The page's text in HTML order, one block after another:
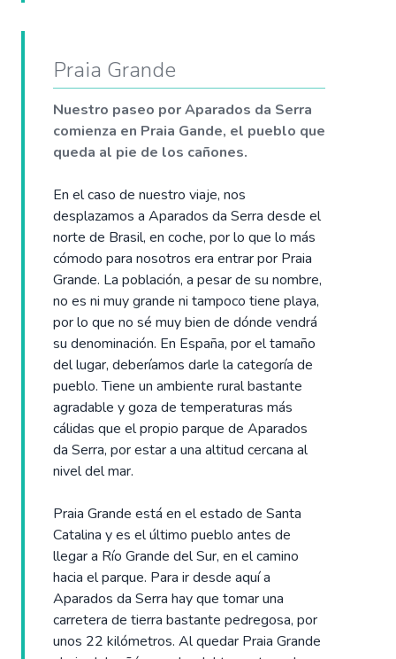
Praia Grande
Nuestro paseo por Aparados da Serra
comienza en Praia Gande, el pueblo que
queda al pie de los cañones.
En el caso de nuestro viaje, nos
desplazamos a Aparados da Serra desde el
norte de Brasil, en coche, por lo que lo más
cómodo para nosotros era entrar por Praia
Grande. La población, a pesar de su nombre,
no es ni muy grande ni tampoco tiene playa,
por lo que no sé muy bien de dónde vendrá
su denominación. En España, por el tamaño
del lugar, deberíamos darle la categoría de
pueblo. Tiene un ambiente rural bastante
agradable y goza de temperaturas más
cálidas que el propio parque de Aparados
da Serra, por estar a una altitud cercana al
nivel del mar.
Praia Grande está en el estado de Santa
Catalina y es el último pueblo antes de
llegar a Río Grande del Sur, en el camino
hacia el parque. Para ir desde aquí a
Aparados da Serra hay que tomar una
carretera de tierra bastante pedregosa, por
unos 22 kilómetros. Al quedar Praia Grande